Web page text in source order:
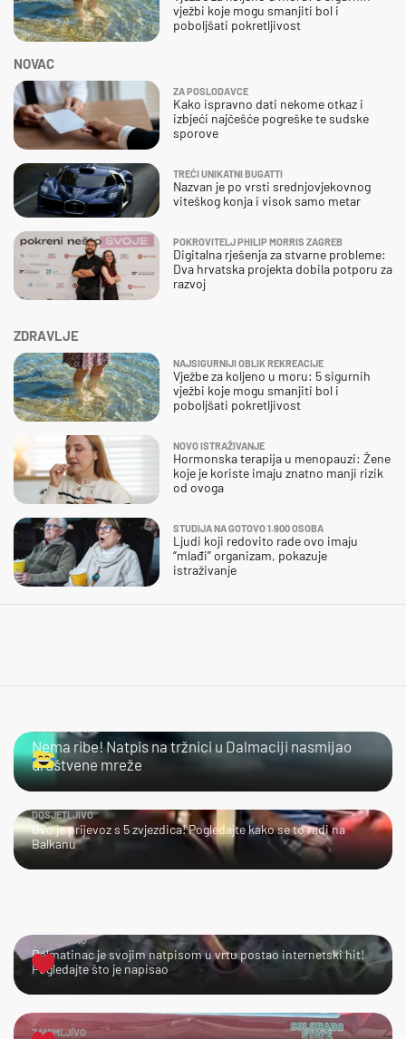
ZDRAVLJE
NAJSIGURNIJI OBLIK REKREACIJE
Vježbe za koljeno u moru: 5 sigurnih
vježbi koje mogu smanjiti bol i
poboljšati pokretljivost
NOVO ISTRAŽIVANJE
Hormonska terapija u menopauzi: Žene
koje je koriste imaju znatno manji rizik
od ovoga
STUDIJA NA GOTOVO 1.900 OSOBA
Ljudi koji redovito rade ovo imaju
“mlađi” organizam, pokazuje
istraživanje
NOVAC
ZA POSLODAVCE
Kako ispravno dati nekome otkaz i
izbjeći najčešće pogreške te sudske
sporove
TREĆI UNIKATNI BUGATTI
Nazvan je po vrsti srednjovjekovnog
viteškog konja i visok samo metar
POKROVITELJ PHILIP MORRIS ZAGREB
Digitalna rješenja za stvarne probleme:
Dva hrvatska projekta dobila potporu za
razvoj
vježbi koje mogu smanjiti bol i
poboljšati pokretljivost
Nema ribe! Natpis na tržnici u Dalmaciji nasmijao
društvene mreže
DOSJETLJIVO
Ovo je prijevoz s 5 zvjezdica! Pogledajte kako se to radi na
Balkanu
URNEBESNO
Dalmatinac je svojim natpisom u vrtu postao internetski hit!
Pogledajte što je napisao
ZANIMLJIVO